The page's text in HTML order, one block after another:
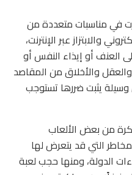
في مناسبات متعددة من
والابتزاز عبر الإنترنت،
العنف أو إيذاء النفس أو
والأخلاق من المقاصد
وسيلة يثبت ضررها تستوجب
من بعض الألعاب
التي قد يتعرض لها
الدولة، ومنها حجب لعبة